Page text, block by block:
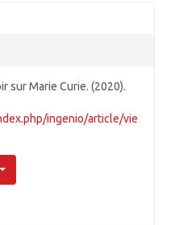
sur Marie Curie. (2020).
ingenio/article/vie